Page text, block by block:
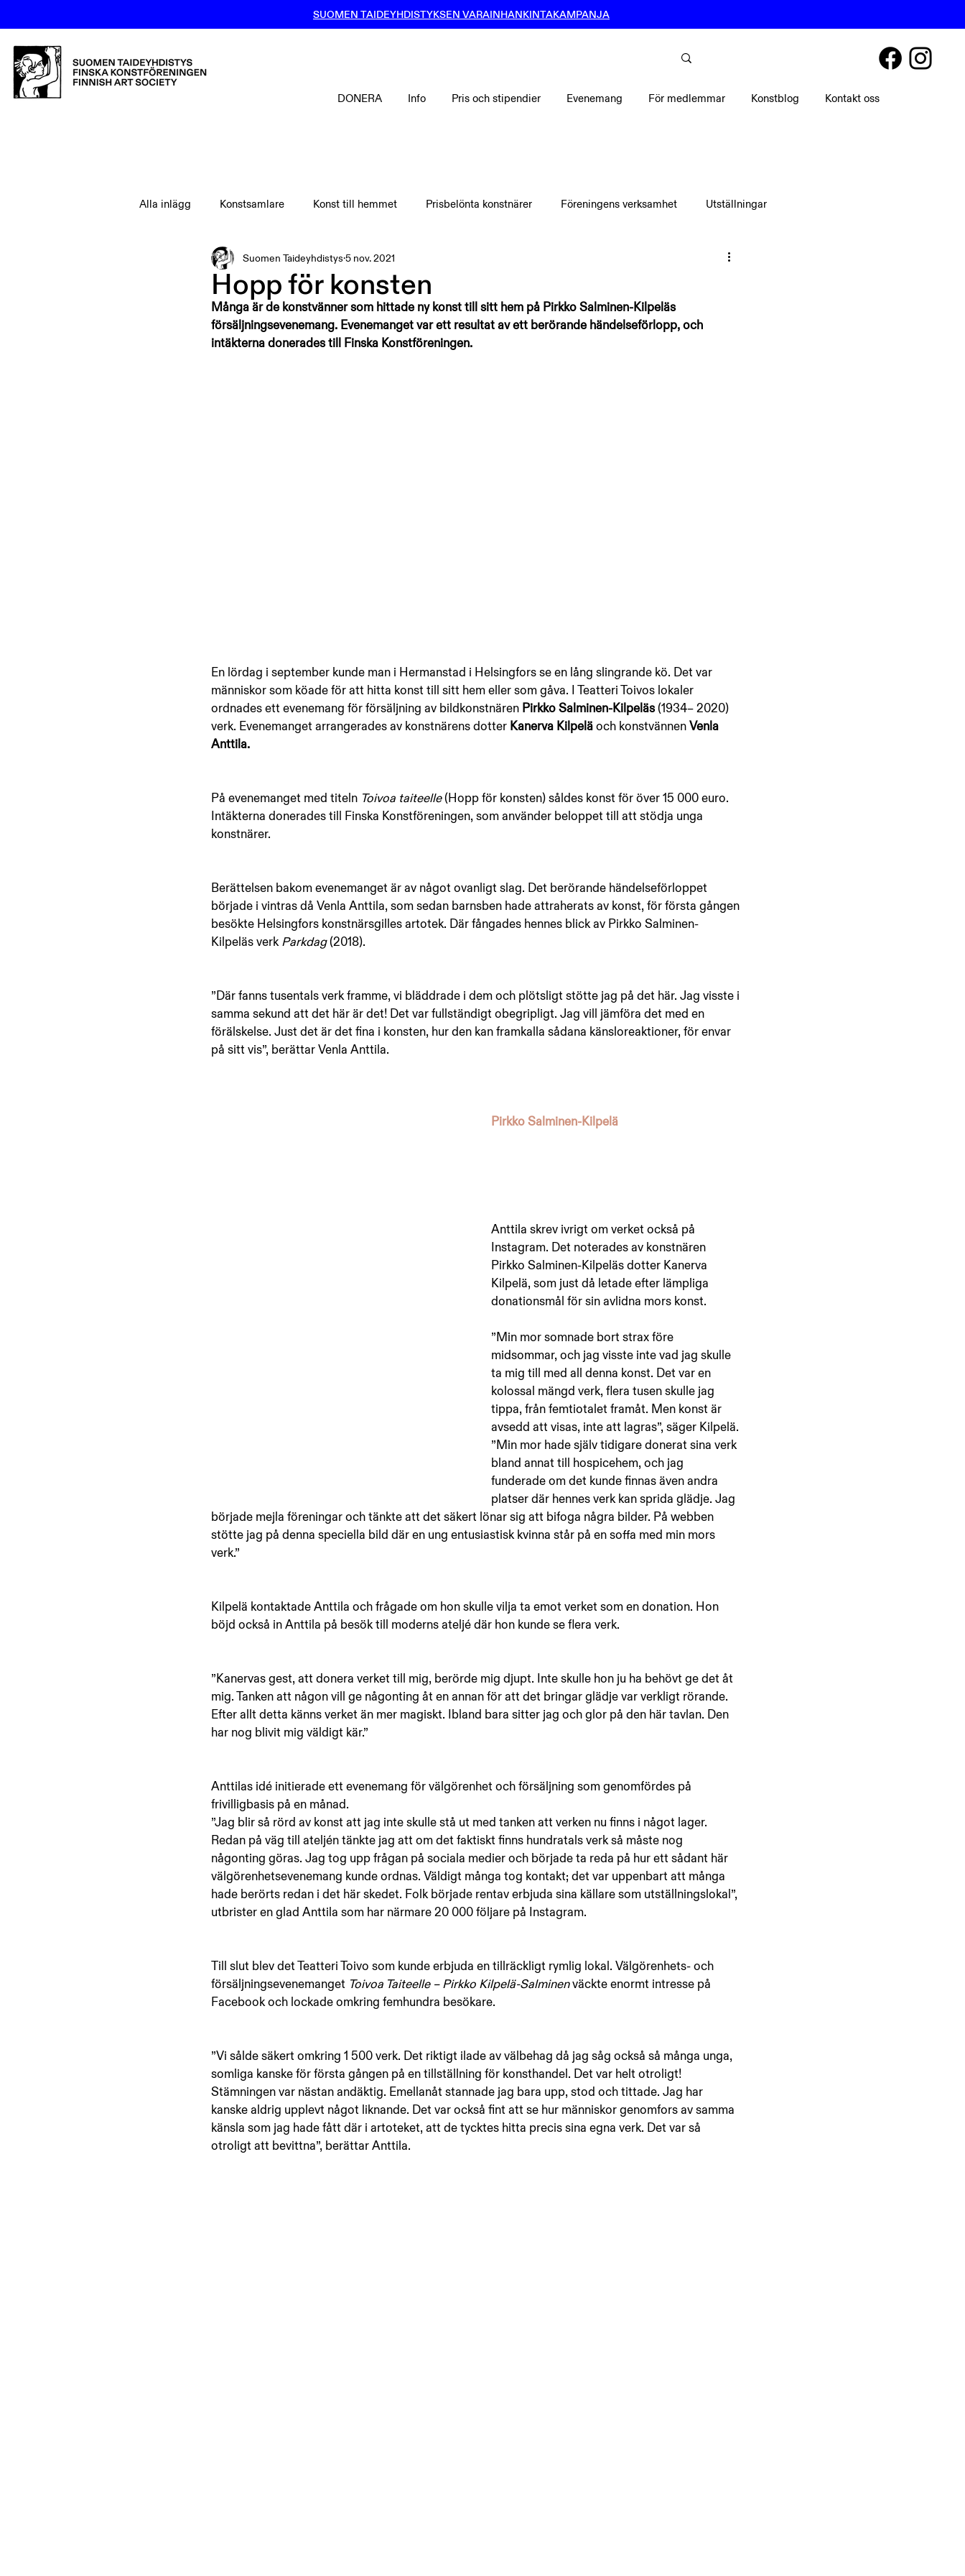
SUOMEN TAIDEYHDISTYKSEN VARAINHANKINTAKAMPANJA
DONERA Info Pris och stipendier Evenemang För medlemmar Konstblog Kontakt oss
Alla inlägg Konstsamlare Konst till hemmet Prisbelönta konstnärer Föreningens verksamhet Utställningar
Hopp för konsten
Suomen Taideyhdistys 5 nov. 2021
Många är de konstvänner som hittade ny konst till sitt hem på Pirkko Salminen-Kilpeläs
försäljningsevenemang. Evenemanget var ett resultat av ett berörande händelseförlopp, och
intäkterna donerades till Finska Konstföreningen.
En lördag i september kunde man i Hermanstad i Helsingfors se en lång slingrande kö. Det var
människor som köade för att hitta konst till sitt hem eller som gåva. I Teatteri Toivos lokaler
ordnades ett evenemang för försäljning av bildkonstnären Pirkko Salminen-Kilpeläs (1934– 2020)
verk. Evenemanget arrangerades av konstnärens dotter Kanerva Kilpelä och konstvännen Venla
Anttila.
På evenemanget med titeln Toivoa taiteelle (Hopp för konsten) såldes konst för över 15 000 euro.
Intäkterna donerades till Finska Konstföreningen, som använder beloppet till att stödja unga
konstnärer.
Berättelsen bakom evenemanget är av något ovanligt slag. Det berörande händelseförloppet
började i vintras då Venla Anttila, som sedan barnsben hade attraherats av konst, för första gången
besökte Helsingfors konstnärsgilles artotek. Där fångades hennes blick av Pirkko Salminen-
Kilpeläs verk Parkdag (2018).
”Där fanns tusentals verk framme, vi bläddrade i dem och plötsligt stötte jag på det här. Jag visste i
samma sekund att det här är det! Det var fullständigt obegripligt. Jag vill jämföra det med en
förälskelse. Just det är det fina i konsten, hur den kan framkalla sådana känsloreaktioner, för envar
på sitt vis”, berättar Venla Anttila.
Pirkko Salminen-Kilpelä
Anttila skrev ivrigt om verket också på
Instagram. Det noterades av konstnären
Pirkko Salminen-Kilpeläs dotter Kanerva
Kilpelä, som just då letade efter lämpliga
donationsmål för sin avlidna mors konst.
”Min mor somnade bort strax före
midsommar, och jag visste inte vad jag skulle
ta mig till med all denna konst. Det var en
kolossal mängd verk, flera tusen skulle jag
tippa, från femtiotalet framåt. Men konst är
avsedd att visas, inte att lagras”, säger Kilpelä.
”Min mor hade själv tidigare donerat sina verk
bland annat till hospicehem, och jag
funderade om det kunde finnas även andra
platser där hennes verk kan sprida glädje. Jag
började mejla föreningar och tänkte att det säkert lönar sig att bifoga några bilder. På webben
stötte jag på denna speciella bild där en ung entusiastisk kvinna står på en soffa med min mors
verk.”
Kilpelä kontaktade Anttila och frågade om hon skulle vilja ta emot verket som en donation. Hon
böjd också in Anttila på besök till moderns ateljé där hon kunde se flera verk.
”Kanervas gest, att donera verket till mig, berörde mig djupt. Inte skulle hon ju ha behövt ge det åt
mig. Tanken att någon vill ge någonting åt en annan för att det bringar glädje var verkligt rörande.
Efter allt detta känns verket än mer magiskt. Ibland bara sitter jag och glor på den här tavlan. Den
har nog blivit mig väldigt kär.”
Anttilas idé initierade ett evenemang för välgörenhet och försäljning som genomfördes på
frivilligbasis på en månad.
”Jag blir så rörd av konst att jag inte skulle stå ut med tanken att verken nu finns i något lager.
Redan på väg till ateljén tänkte jag att om det faktiskt finns hundratals verk så måste nog
någonting göras. Jag tog upp frågan på sociala medier och började ta reda på hur ett sådant här
välgörenhetsevenemang kunde ordnas. Väldigt många tog kontakt; det var uppenbart att många
hade berörts redan i det här skedet. Folk började rentav erbjuda sina källare som utställningslokal”,
utbrister en glad Anttila som har närmare 20 000 följare på Instagram.
Till slut blev det Teatteri Toivo som kunde erbjuda en tillräckligt rymlig lokal. Välgörenhets- och
försäljningsevenemanget Toivoa Taiteelle – Pirkko Kilpelä-Salminen väckte enormt intresse på
Facebook och lockade omkring femhundra besökare.
”Vi sålde säkert omkring 1 500 verk. Det riktigt ilade av välbehag då jag såg också så många unga,
somliga kanske för första gången på en tillställning för konsthandel. Det var helt otroligt!
Stämningen var nästan andäktig. Emellanåt stannade jag bara upp, stod och tittade. Jag har
kanske aldrig upplevt något liknande. Det var också fint att se hur människor genomfors av samma
känsla som jag hade fått där i artoteket, att de tycktes hitta precis sina egna verk. Det var så
otroligt att bevittna”, berättar Anttila.